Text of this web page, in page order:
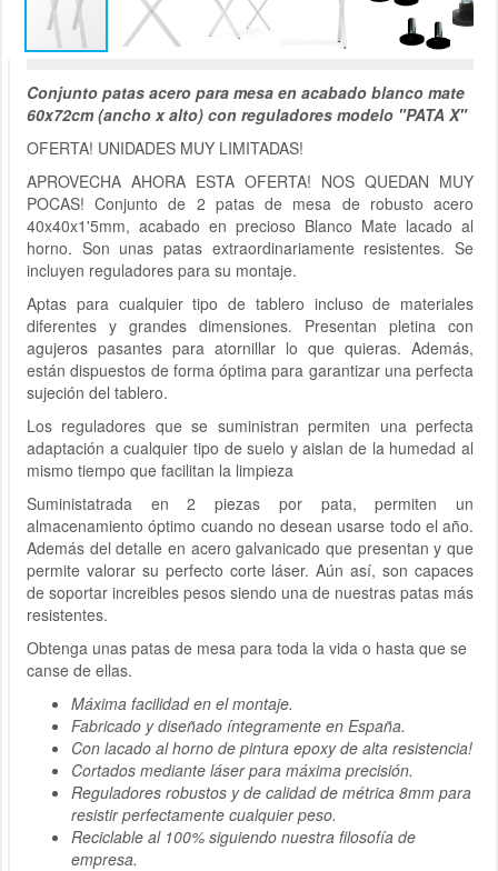
Conjunto patas acero para mesa en acabado blanco mate
60x72cm (ancho x alto) con reguladores modelo "PATA X"
OFERTA! UNIDADES MUY LIMITADAS!
APROVECHA AHORA ESTA OFERTA! NOS QUEDAN MUY
POCAS! Conjunto de 2 patas de mesa de robusto acero
40x40x1'5mm, acabado en precioso Blanco Mate lacado al
horno. Son unas patas extraordinariamente resistentes. Se
incluyen reguladores para su montaje.
Aptas para cualquier tipo de tablero incluso de materiales
diferentes y grandes dimensiones. Presentan pletina con
agujeros pasantes para atornillar lo que quieras. Además,
están dispuestos de forma óptima para garantizar una perfecta
sujeción del tablero.
Los reguladores que se suministran permiten una perfecta
adaptación a cualquier tipo de suelo y aislan de la humedad al
mismo tiempo que facilitan la limpieza
Suministatrada en 2 piezas por pata, permiten un
almacenamiento óptimo cuando no desean usarse todo el año.
Además del detalle en acero galvanicado que presentan y que
permite valorar su perfecto corte láser. Aún así, son capaces
de soportar increibles pesos siendo una de nuestras patas más
resistentes.
Obtenga unas patas de mesa para toda la vida o hasta que se
canse de ellas.
Máxima facilidad en el montaje.
Fabricado y diseñado íntegramente en España.
Con lacado al horno de pintura epoxy de alta resistencia!
Cortados mediante láser para máxima precisión.
Reguladores robustos y de calidad de métrica 8mm para
resistir perfectamente cualquier peso.
Reciclable al 100% siguiendo nuestra filosofía de
empresa.